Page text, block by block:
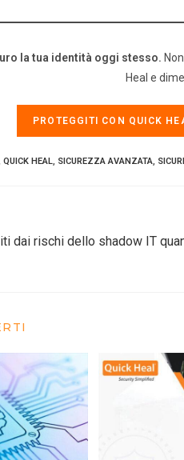
la tua identità oggi stesso.
Heal e
PROTEGGITI CON QUICK
QUICK HEAL, SICUREZZA AVANZATA,
dai rischi dello shadow IT